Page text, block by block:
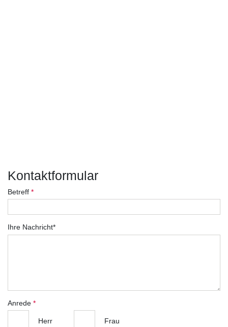
Kontaktformular
Betreff *
Ihre Nachricht*
Anrede *
Herr Frau